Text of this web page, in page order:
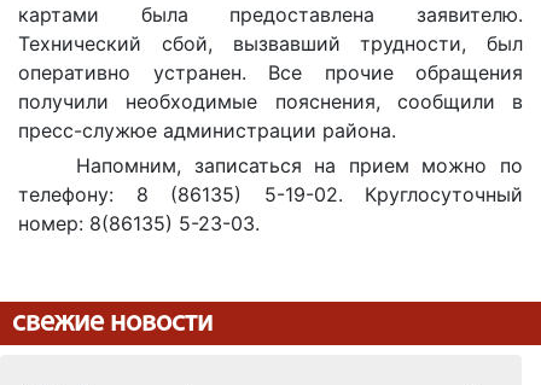
картами была предоставлена заявителю.
Технический сбой, вызвавший трудности, был
оперативно устранен. Все прочие обращения
получили необходимые пояснения, сообщили в
пресс-служюе администрации района.
Напомним, записаться на прием можно по
телефону: 8 (86135) 5-19-02. Круглосуточный
номер: 8(86135) 5-23-03.
свежие новости